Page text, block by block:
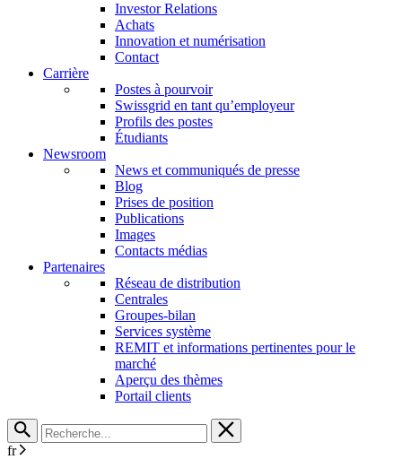
Investor Relations
Achats
Innovation et numérisation
Contact
Carrière
Postes à pourvoir
Swissgrid en tant qu’employeur
Profils des postes
Étudiants
Newsroom
News et communiqués de presse
Blog
Prises de position
Publications
Images
Contacts médias
Partenaires
Réseau de distribution
Centrales
Groupes-bilan
Services système
REMIT et informations pertinentes pour le
marché
Aperçu des thèmes
Portail clients
fr